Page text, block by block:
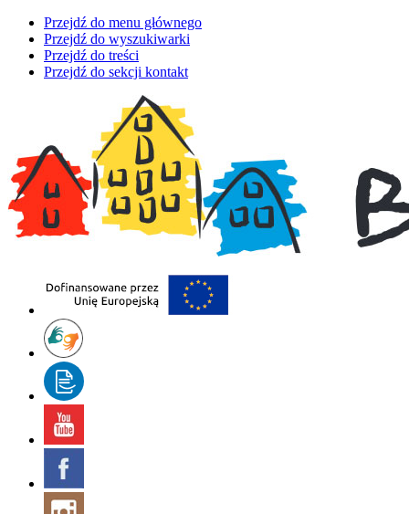
Przejdź do menu głównego
Przejdź do wyszukiwarki
Przejdź do treści
Przejdź do sekcji kontakt